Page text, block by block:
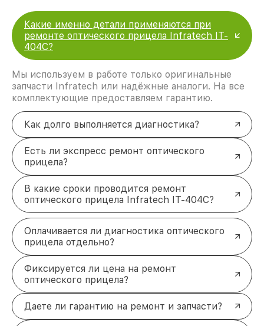
Какие именно детали применяются при
ремонте оптического прицела Infratech IT-
404C?
Мы используем в работе только оригинальные
запчасти Infratech или надёжные аналоги. На все
комплектующие предоставляем гарантию.
Как долго выполняется диагностика?
Есть ли экспресс ремонт оптического
прицела?
В какие сроки проводится ремонт
оптического прицела Infratech IT-404C?
Оплачивается ли диагностика оптического
прицела отдельно?
Фиксируется ли цена на ремонт
оптического прицела?
Даете ли гарантию на ремонт и запчасти?